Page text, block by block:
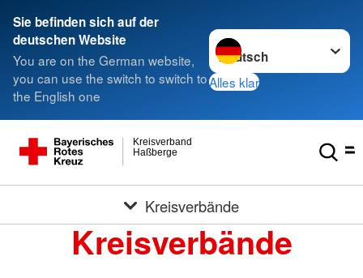
Sie befinden sich auf der
deutschen Website
You are on the German website,
you can use the switch to switch to
the English one
Sprache wechseln zu
Alles klar
Haßberge
Kreisverband
Kreisverbände
Kreisverbände